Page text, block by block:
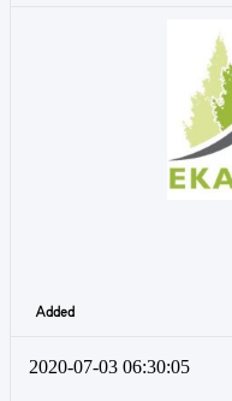
Added
2020-07-03 06:30:05